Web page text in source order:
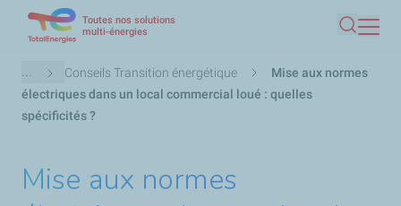
contenu
principal
Toutes nos solutions
multi-énergies
Fil
d'Ariane
... Conseils Transition énergétique
Mise aux normes
électriques dans un local commercial loué : quelles
spécificités ?
Mise aux normes